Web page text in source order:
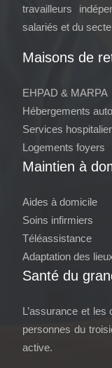
travailleurs
salariés et du
Maisons de
EHPAD & MARPA
Hébergements
Services
Logements foyers
Maintien à
Aides à domicile
Soins infirmiers
Téléassistance
Adaptation des
Santé du
L’assurance et
personnes du
active.